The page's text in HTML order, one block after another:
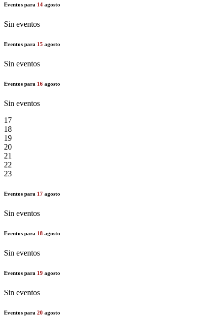
Eventos para 14 agosto
Sin eventos
Eventos para 15 agosto
Sin eventos
Eventos para 16 agosto
Sin eventos
17
18
19
20
21
22
23
Eventos para 17 agosto
Sin eventos
Eventos para 18 agosto
Sin eventos
Eventos para 19 agosto
Sin eventos
Eventos para 20 agosto